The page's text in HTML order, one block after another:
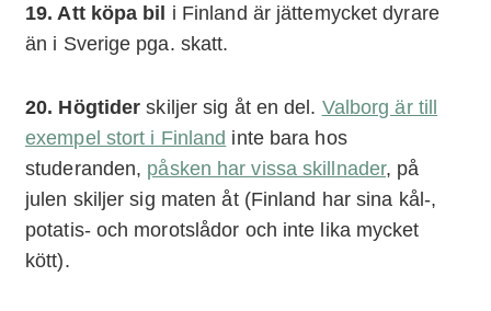
19. Att köpa bil i Finland är jättemycket dyrare
än i Sverige pga. skatt.
20. Högtider skiljer sig åt en del. Valborg är till
exempel stort i Finland inte bara hos
studeranden, påsken har vissa skillnader, på
julen skiljer sig maten åt (Finland har sina kål-,
potatis- och morotslådor och inte lika mycket
kött).